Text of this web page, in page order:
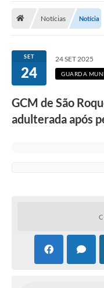
Atribuições
Transparência
Arvorômetro
Audiência Pública
Notícias Notícia
SET
24
24 SET 2025
GUARDA
GCM de São
adulterada após